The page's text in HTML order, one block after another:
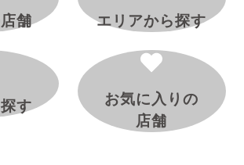
舗 エリアから探す
す
お気に入りの
店舗